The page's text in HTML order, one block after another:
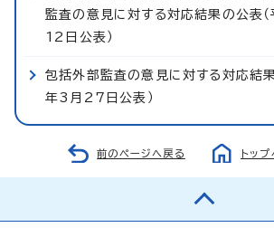
監査の意見に対する対応結果の公表
12日公表）
包括外部監査の意見に対する対応結
年3月27日公表）
前のページへ戻る トッ